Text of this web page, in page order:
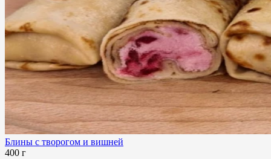
Блины с творогом и вишней
400 г